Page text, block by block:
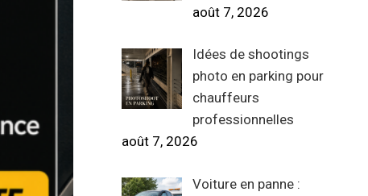
août 7, 2026
Idées de shootings
photo en parking pour
chauffeurs
professionnelles
août 7, 2026
Voiture en panne :